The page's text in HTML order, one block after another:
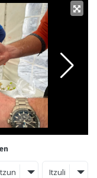
Itzuli